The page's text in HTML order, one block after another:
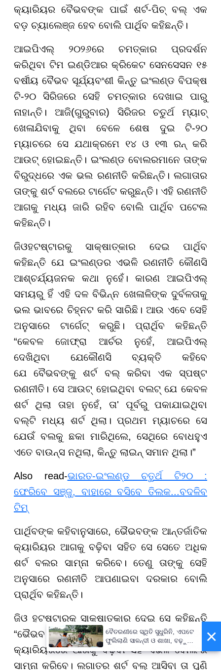
କ୍ୟାରିୟର ବୈଭବଙ୍କ ପାଇଁ ଶର୍ଟ-ପିଚ୍ ବଲ୍ ଏକ
ବଡ଼ ଚ୍ୟାଲେଞ୍ଜ ହେବ ବୋଲି ପାର୍ଥିବ କହିଛନ୍ତି ।
ଆଇପିଏଲ୍ ୨୦୨୬ରେ ଚମତ୍କାର ପ୍ରଦର୍ଶନ
କରିଥିବା ଟିମ ଇଣ୍ଡିଆର କ୍ରିକେଟ ସେନସେସନ ୧୫
ବର୍ଷୀୟ ବୈଭବ ସୂର୍ଯ୍ୟବଂଶୀ କିନ୍ତୁ ଇଂଲଣ୍ଡ ବିପକ୍ଷ
ଟି-୨୦ ସିରିଜରେ ସେହି ଚମତ୍କାର ଦେଖାଇ ପାରୁ
ନାହାନ୍ତି। ଆଜି(ଗୁରୁବାର) ସିରିଜର ଚତୁର୍ଥ ମ୍ୟାଚ୍
ଖେଳାଯିବାକୁ ଥିବା ବେଳେ ଶେଷ ଦୁଇ ଟି-୨୦
ମ୍ୟାଚରେ ସେ ଯଥାକ୍ରମେ ୧୪ ଓ ୧୩ ରନ୍ କରି
ଆଉଟ୍ ହୋଇଛନ୍ତି। ଇଂଲଣ୍ଡ ବୋଲରମାନେ ତାଙ୍କ
ବିରୁଦ୍ଧରେ ଏକ ଭଲ ରଣନୀତି କରିଛନ୍ତି। ଲଗାତାର
ତାଙ୍କୁ ଶର୍ଟ ବଲରେ ଟାର୍ଗେଟ କରୁଛନ୍ତି। ଏହି ରଣନୀତି
ଆଗକୁ ମଧ୍ୟ ଜାରି ରହିବ ବୋଲି ପାର୍ଥିବ ପଟେଲ
କହିଛନ୍ତି।
ଜିଓହଟଷ୍ଟାରକୁ ସାକ୍ଷାତ୍କାର ଦେଇ ପାର୍ଥିବ
କହିଛନ୍ତି ଯେ ଇଂଲଣ୍ଡର ଏଭଳି ରଣନୀତି କୌଣସି
ଆଶ୍ଚର୍ଯ୍ୟଜନକ କଥା ନୁହେଁ। କାରଣ ଆଇପିଏଲ୍
ସମୟରୁ ହିଁ ଏହି ଦଳ ବିଭିନ୍ନ ଖେଳାଳିଙ୍କ ଦୁର୍ବଳତାକୁ
ଭଲ ଭାବରେ ଚିହ୍ନଟ କରି ସାରିଛି। ଆଉ ଏବେ ସେହି
ଅନୁସାରେ ଟାର୍ଗେଟ୍ କରୁଛି। ପ୍ରାର୍ଥିବ କହିଛନ୍ତି
“କେବଳ ଜୋଫ୍ରା ଆର୍ଚର ନୁହେଁ, ଆଇପିଏଲ୍
ଦେଖିଥିବା ଯେକୌଣସି ବ୍ୟକ୍ତି କହିବେ
ଯେ ବୈଭବଙ୍କୁ ଶର୍ଟ ବଲ୍ କରିବା ଏକ ସ୍ପଷ୍ଟ
ରଣନୀତି। ସେ ଆଉଟ୍ ହୋଇଥିବା ବଲଟ୍‌ ଯେ କେବଳ
ଶର୍ଟ ଥିଲା ତାହା ନୁହେଁ, ତା' ପୂର୍ବରୁ ପକାଯାଇଥିବା
ବଲ୍‌ଟି ମଧ୍ୟ ଶର୍ଟ ଥିଲା। ପ୍ରଥମ ମ୍ୟାଚରେ ସେ
ଯେଉଁ ବଲକୁ ଛକା ମାରିଥିଲେ, ସେଥିରେ ବୋଧହୁଏ
ଏତେ ବାଉନ୍ସ ନଥିଲା, କିନ୍ତୁ ଲାଇନ୍ ସମାନ ଥିଲା।”
Also read-ଭାରତ-ଇଂଲଣ୍ଡ ଚତୁର୍ଥ ଟି୨୦ :
ଫେରିବେ ସଞ୍ଜୁ, ବାହାରେ ବସିବେ ତିଲକ...ବଦଳିବ
ଟିମ୍
ପାର୍ଥିବଙ୍କ କହିବାନୁସାରେ, ଭୈଭବଙ୍କ ଆନ୍ତର୍ଜାତିକ
କ୍ୟାରିୟର ଆଗକୁ ବଢ଼ିବା ସହିତ ସେ ସେତେ ଅଧିକ
ଶର୍ଟ ବଲର ସାମ୍ନା କରିବେ। ତେଣୁ ତାଙ୍କୁ ସେହି
ଅନୁସାରେ ରଣନୀତି ଆପଣାଇବା ଦରକାର ବୋଲି
ପ୍ରାର୍ଥିବ କହିଛନ୍ତି।
ଜିଓ ହଟଷ୍ଟାରକୁ ସାକ୍ଷାତ୍କାର ଦେଇ ସେ କହିଛନ୍ତି
“ଭୈଭବ ସୂର୍ଯ୍ୟବଂଶୀ ନିଜର ଆନ୍ତର୍ଜାତିକ
କ୍ୟାରିୟରରେ ଆଗକୁ ବଢ଼ିବା ସହ ଏଭଳି ବୋଲିଂର
ସାମ୍ନା କରିବେ। ଲଗାତର ଶର୍ଟ ବଲ୍ ଆସିବା ତା ପୁଣି
×
ବୈତରଣୀରେ ସ୍ଥିତି ସୁଧୁରିନି, ଏପଟେ
ଫୁଲିଲାଣି ସାଳନ୍ଦୀ ଓ ଶାଖା, ବଢ଼ୁଛି